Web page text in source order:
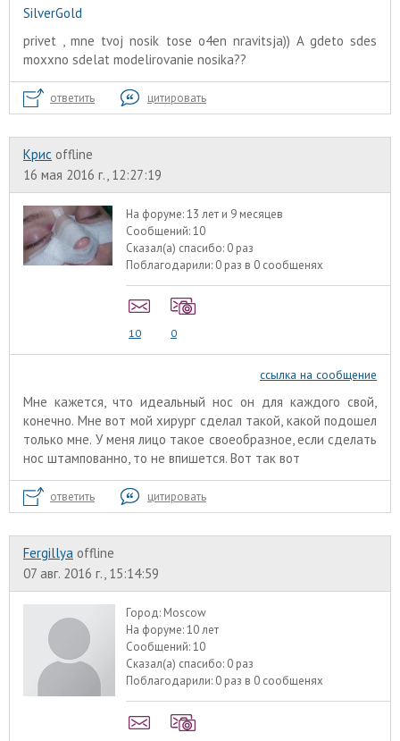
SilverGold
privet , mne tvoj nosik tose o4en nravitsja)) A gdeto sdes
moxxno sdelat modelirovanie nosika??
ответить цитировать
Крис offline
16 мая 2016 г., 12:27:19
На форуме:13 лет и 9 месяцев
Сообщений:10
Сказал(а) спасибо: 0 раз
Поблагодарили: 0 раз в 0 сообщенях
10 0
ссылка на сообщение
Мне кажется, что идеальный нос он для каждого свой,
конечно. Мне вот мой хирург сделал такой, какой подошел
только мне. У меня лицо такое своеобразное, если сделать
нос штампованно, то не впишется. Вот так вот
ответить цитировать
Fergillya offline
07 авг. 2016 г., 15:14:59
Город: Moscow
На форуме:10 лет
Сообщений:10
Сказал(а) спасибо: 0 раз
Поблагодарили: 0 раз в 0 сообщенях